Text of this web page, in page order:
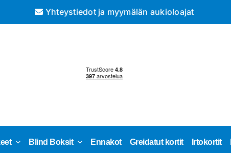
Yhteystiedot ja myymälän aukioloajat
Blind Boksit Ennakot Greidatut kortit Irtokortit